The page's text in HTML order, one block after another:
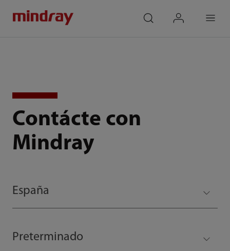
Contácte con
Mindray
España
Preterminado